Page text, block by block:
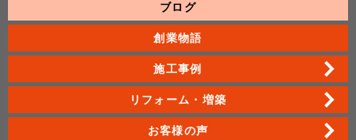
ブログ
創業物語
施工事例
リフォーム・増築
お客様の声